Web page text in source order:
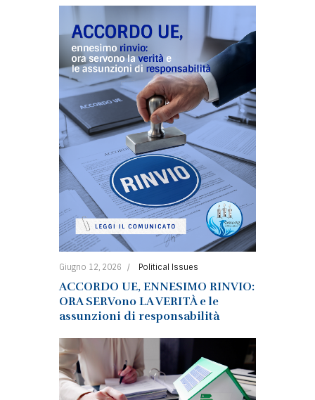
Giugno 12, 2026 Political Issues
ACCORDO UE, ENNESIMO RINVIO:
ORA SERVono LA VERITÀ e le
assunzioni di responsabilità